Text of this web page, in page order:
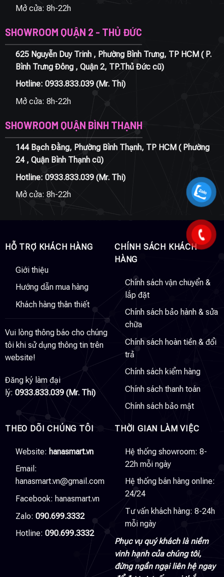
Mở cửa: 8h-22h
SHOWROOM QUẬN 2 - THỦ ĐỨC
625 Nguyễn Duy Trinh , Phường Bình Trưng, TP HCM ( P.
Bình Trưng Đông , Quận 2, TP.Thủ Đức cũ)
Hotline: 0933.833.039(Mr. Thi)
Mở cửa: 8h-22h
SHOWROOM QUẬN BÌNH THẠNH
144 Bạch Đằng, Phường Bình Thạnh, TP HCM ( Phường
24 , Quận Bình Thạnh cũ)
Hotline: 0933.833.039(Mr. Thi)
Mở cửa: 8h-22h
HỖ TRỢ KHÁCH HÀNG
Giới thiệu
Hướng dẫn mua hàng
Khách hàng thân thiết
Vui lòng thông báo cho chúng
tôi khi sử dụng thông tin trên
website!
Đăng ký làm đại
lý: 0933.833.039 (Mr. Thi)
CHÍNH SÁCH KHÁCH
HÀNG
Chính sách vận chuyển &
lắp đặt
Chính sách bảo hành & sửa
chữa
Chính sách hoàn tiền & đổi
trả
Chính sách kiểm hàng
Chính sách thanh toán
Chính sách bảo mật
THEO DÕI CHÚNG TÔI
Website: hanasmart.vn
Email:
hanasmart.vn@gmail.com
Facebook: hanasmart.vn
Zalo: 090.699.3332
Hotline: 090.699.3332
THỜI GIAN LÀM VIỆC
Hệ thống showroom: 8-
22h mỗi ngày
Hệ thống bán hàng online:
24/24
Tư vấn khách hàng: 8-24h
mỗi ngày
Phục vụ quý khách là niềm
vinh hạnh của chúng tôi,
đừng ngần ngại liên hệ ngay